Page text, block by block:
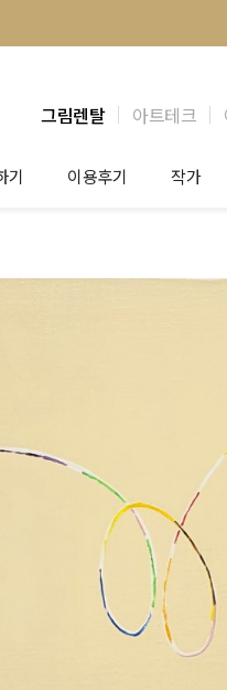
그림렌탈 아트테크
기
담
이용후기
법인 고객
작가
작가공모